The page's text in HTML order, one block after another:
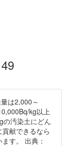
は2,000～
kg以上
の汚染土にどん
献できるなら
す。 出典：